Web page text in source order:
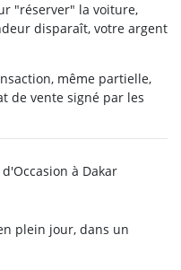
"réserver" la voiture,
disparaît, votre argent
même partielle,
de vente signé par les
à Dakar
plein jour, dans un